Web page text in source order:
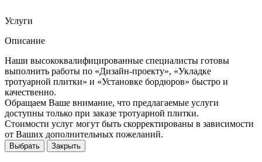
Услуги
Описание
Наши высококвалифицированные специалисты готовы
выполнить работы по «Дизайн-проекту», «Укладке
тротуарной плитки» и «Установке бордюров» быстро и
качественно.
Обращаем Ваше внимание, что предлагаемые услуги
доступны только при заказе тротуарной плитки.
Стоимости услуг могут быть скорректированы в зависимости
от Ваших дополнительных пожеланий.
Выбрать Закрыть